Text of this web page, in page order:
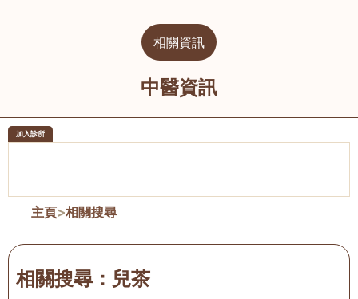
相關資訊
中醫資訊
加入診所
主頁>相關搜尋
相關搜尋： 兒茶